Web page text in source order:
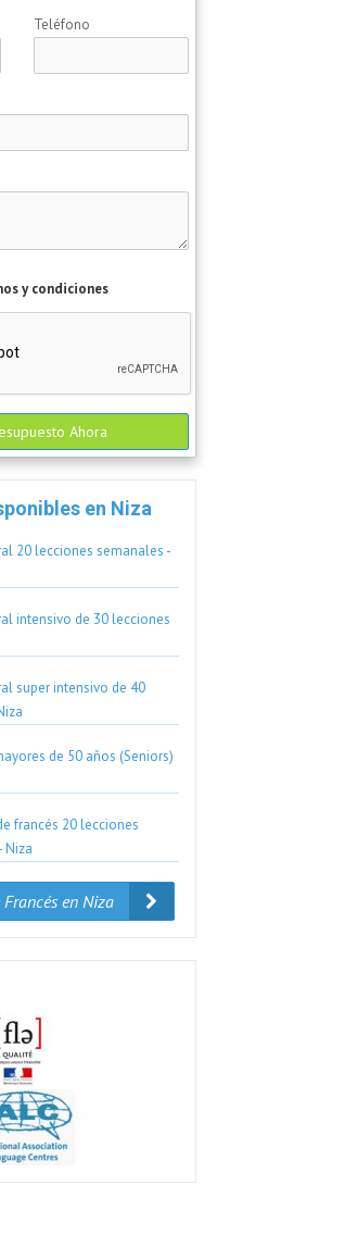
Teléfono
y condiciones
Ahora
en Niza
20 lecciones semanales -
intensivo de 30 lecciones
super intensivo de 40
de 50 años (Seniors)
francés 20 lecciones
Niza
Francés en Niza